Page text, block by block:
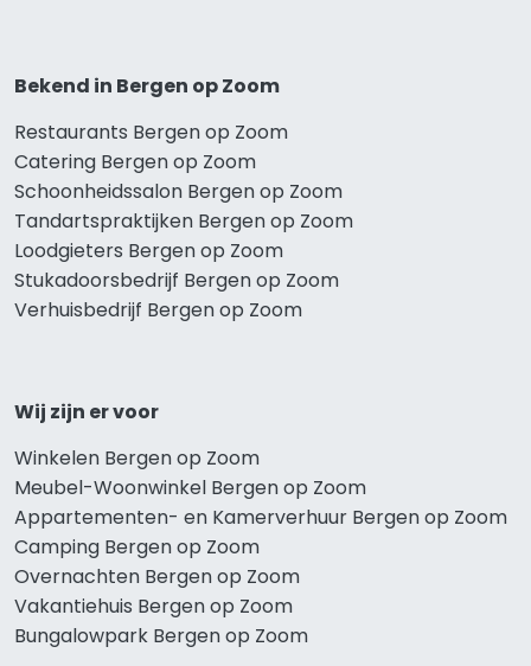
Bekend in Bergen op Zoom
Restaurants Bergen op Zoom
Catering Bergen op Zoom
Schoonheidssalon Bergen op Zoom
Tandartspraktijken Bergen op Zoom
Loodgieters Bergen op Zoom
Stukadoorsbedrijf Bergen op Zoom
Verhuisbedrijf Bergen op Zoom
Wij zijn er voor
Winkelen Bergen op Zoom
Meubel-Woonwinkel Bergen op Zoom
Appartementen- en Kamerverhuur Bergen op Zoom
Camping Bergen op Zoom
Overnachten Bergen op Zoom
Vakantiehuis Bergen op Zoom
Bungalowpark Bergen op Zoom